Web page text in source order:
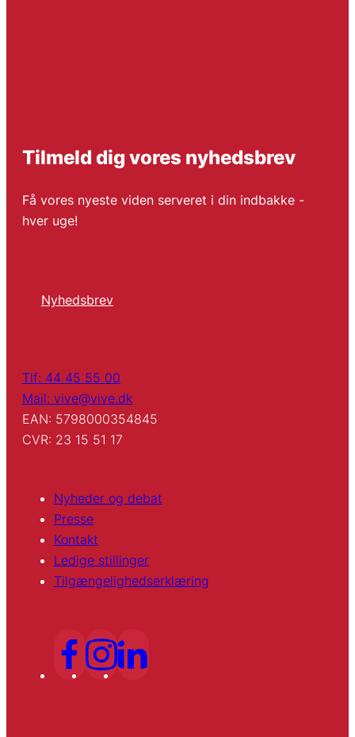
Tilmeld dig vores nyhedsbrev
Få vores nyeste viden serveret i din indbakke -
hver uge!
Nyhedsbrev
Tlf: 44 45 55 00
Mail: vive@vive.dk
EAN: 5798000354845
CVR: 23 15 51 17
Nyheder og debat
Presse
Kontakt
Ledige stillinger
Tilgængelighedserklæring